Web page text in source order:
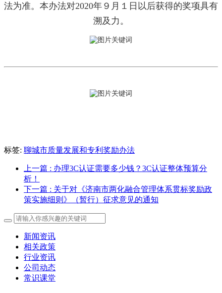
法为准。本办法对2020年９月１日以后获得的奖项具有
溯及力。
标签: 聊城市质量发展和专利奖励办法
上一篇 : 办理3C认证需要多少钱？3C认证整体预算分
析！
下一篇 : 关于对《济南市两化融合管理体系贯标奖励政
策实施细则》（暂行）征求意见的通知
新闻资讯
相关政策
行业资讯
公司动态
常识课堂